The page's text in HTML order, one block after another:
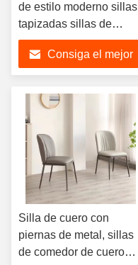
de estilo moderno sillas
tapizadas sillas de
comedor de cuero PU
con marco metálico
Consiga el mejor
Silla de cuero con
piernas de metal, sillas
de comedor de cuero